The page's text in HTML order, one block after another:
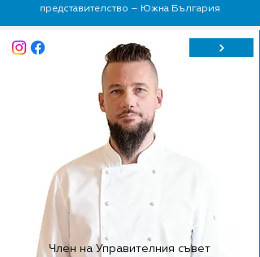
представителство – Южна България
Член на Управителния съвет